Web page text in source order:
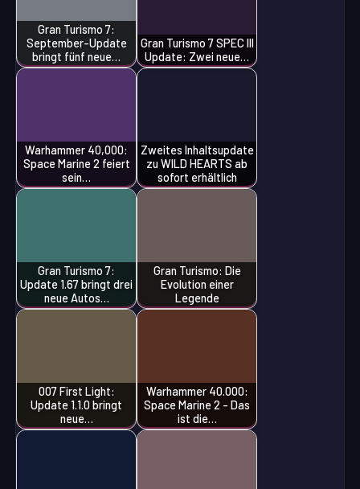
Gran Turismo 7:
September-Update
bringt fünf neue…
Gran Turismo 7 SPEC III
Update: Zwei neue…
Warhammer 40,000:
Space Marine 2 feiert
sein…
Zweites Inhaltsupdate
zu WILD HEARTS ab
sofort erhältlich
Gran Turismo 7:
Update 1.67 bringt drei
neue Autos…
Gran Turismo: Die
Evolution einer
Legende
007 First Light:
Update 1.1.0 bringt
neue…
Warhammer 40.000:
Space Marine 2 - Das
ist die…